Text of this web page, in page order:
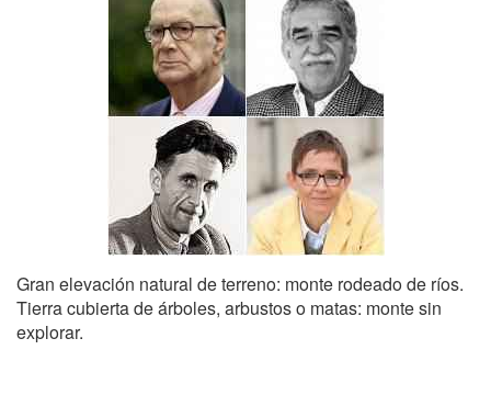
Gran elevación natural de terreno: monte rodeado de ríos.
Tierra cubierta de árboles, arbustos o matas: monte sin
explorar.